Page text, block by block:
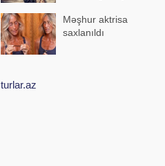
Məşhur aktrisa
saxlanıldı
turlar.az